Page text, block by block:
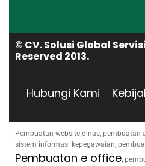
© CV. Solusi Global
Reserved 2013.
Hubungi Kami
Pembuatan website dinas, pembuatan
sistem informasi kepegawaian,
Pembuatan e office,